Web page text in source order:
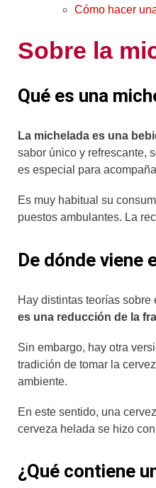
Cómo hacer
Sobre la
Qué es una
La michelada es una
sabor único y refrescante,
es especial para
Es muy habitual su
puestos ambulantes. La
De dónde viene
Hay distintas teorías
es una reducción de la
Sin embargo, hay otra
tradición de tomar la
ambiente.
En este sentido, una
cerveza helada se hizo
¿Qué contiene